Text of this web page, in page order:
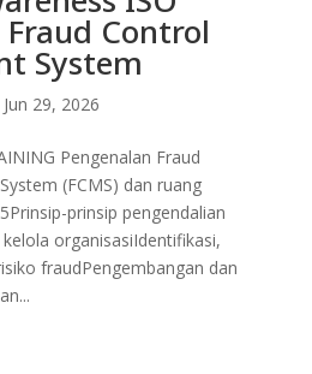
Control
System
Jun 29, 2026
Pengenalan Fraud
(FCMS) dan ruang
prinsip pengendalian
organisasiIdentifikasi,
fraudPengembangan dan